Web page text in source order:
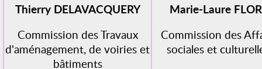
Thierry DELAVACQUERY
Commission des Travaux
d'aménagement, de voiries et
bâtiments
Marie-Laure
Commission des
sociales et